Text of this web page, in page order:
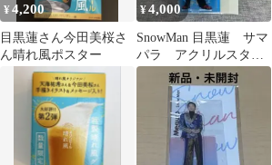
¥4,200
目黒蓮さん今田美桜さ
ん晴れ風ポスター
¥4,000
SnowMan 目黒蓮 サマ
パラ アクリルスタン
ド